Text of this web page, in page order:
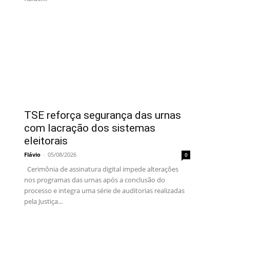
TSE reforça segurança das urnas
com lacração dos sistemas
eleitorais
Flávio - 05/08/2026 0
Cerimônia de assinatura digital impede alterações
nos programas das urnas após a conclusão do
processo e integra uma série de auditorias realizadas
pela Justiça...